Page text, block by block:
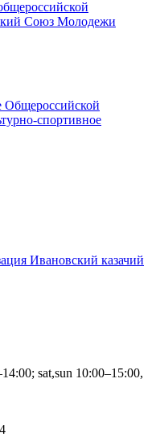
Союз Молодежи
Общероссийской
спортивное
Ивановский казачий
sat,sun 10:00–15:00,